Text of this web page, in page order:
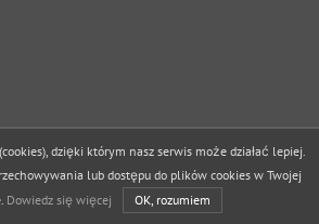
dzięki którym nasz serwis może działać lepiej.
lub dostępu do plików cookies w Twojej
Dowiedz się więcej OK, rozumiem